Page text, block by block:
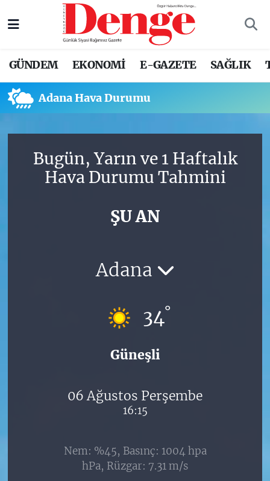
GÜNDEM EKONOMİ E-GAZETE SAĞLIK
Adana Hava Durumu
Bugün, Yarın ve 1 Haftalık
Hava Durumu Tahmini
ŞU AN
Adana
34°
Güneşli
06 Ağustos Perşembe
16:15
Nem: %45, Basınç: 1004 hpa
hPa, Rüzgar: 7.31 m/s
Nöbetçi Eczaneler
Trafik Durumu
Süper Lig Puan Durumu ve Fikstür
Tüm Manşetler